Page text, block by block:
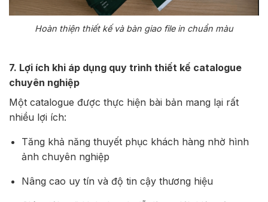
Hoàn thiện thiết kế và bàn giao file in chuẩn màu
7. Lợi ích khi áp dụng quy trình thiết kế catalogue
chuyên nghiệp
Một catalogue được thực hiện bài bản mang lại rất
nhiều lợi ích:
Tăng khả năng thuyết phục khách hàng nhờ hình
ảnh chuyên nghiệp
Nâng cao uy tín và độ tin cậy thương hiệu